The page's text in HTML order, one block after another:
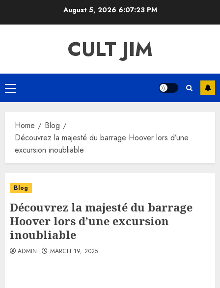
August 5, 2026 6:07:23 PM
CULT JIM
Primary
Menu
Home
Blog
Découvrez la majesté du barrage Hoover lors d’une
excursion inoubliable
Blog
Découvrez la majesté du barrage
Hoover lors d’une excursion
inoubliable
ADMIN MARCH 19, 2025